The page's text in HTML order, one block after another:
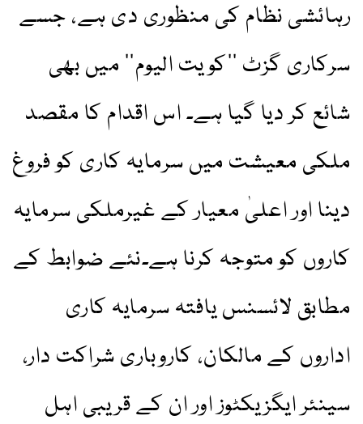
رہائشی نظام کی منظوری دی ہے، جسے
سرکاری گزٹ ’’کویت الیوم‘‘ میں بھی
شائع کر دیا گیا ہے۔ اس اقدام کا مقصد
ملکی معیشت میں سرمایہ کاری کو فروغ
دینا اور اعلیٰ معیار کے غیرملکی سرمایہ
کاروں کو متوجہ کرنا ہے۔نئے ضوابط کے
مطابق لائسنس یافتہ سرمایہ کاری
اداروں کے مالکان، کاروباری شراکت دار،
سینئر ایگزیکٹوز اور ان کے قریبی اہل